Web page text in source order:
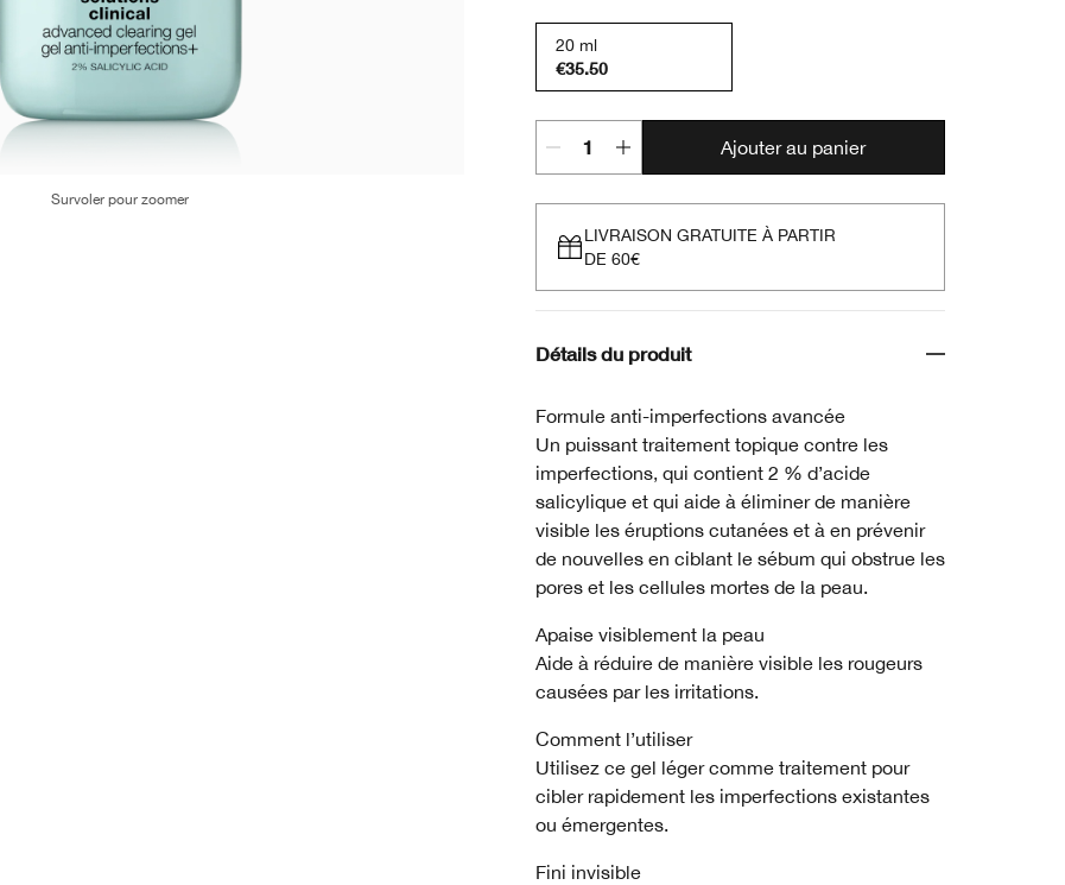
Survoler pour zoomer
20 ml
€35.50
Ajouter au panier
LIVRAISON GRATUITE À PARTIR
DE 60€
Détails du produit
Formule anti-imperfections avancée
Un puissant traitement topique contre les
imperfections, qui contient 2 % d’acide
salicylique et qui aide à éliminer de manière
visible les éruptions cutanées et à en prévenir
de nouvelles en ciblant le sébum qui obstrue les
pores et les cellules mortes de la peau.
Apaise visiblement la peau
Aide à réduire de manière visible les rougeurs
causées par les irritations.
Comment l’utiliser
Utilisez ce gel léger comme traitement pour
cibler rapidement les imperfections existantes
ou émergentes.
Fini invisible